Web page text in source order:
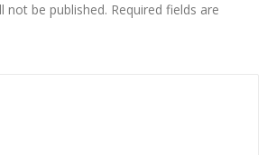
not be published. Required fields are